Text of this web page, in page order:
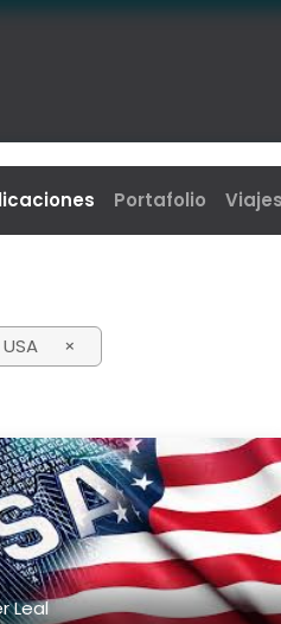
Portafolio Viajes
×
Leal